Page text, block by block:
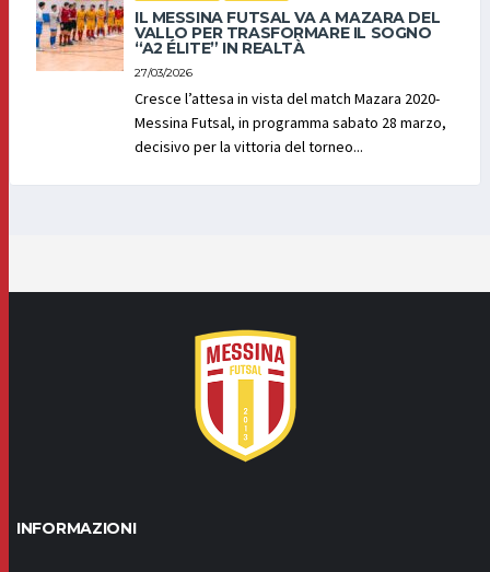
IL MESSINA FUTSAL VA A MAZARA DEL
VALLO PER TRASFORMARE IL SOGNO
“A2 ÉLITE” IN REALTÀ
27/03/2026
Cresce l’attesa in vista del match Mazara 2020-
Messina Futsal, in programma sabato 28 marzo,
decisivo per la vittoria del torneo...
INFORMAZIONI